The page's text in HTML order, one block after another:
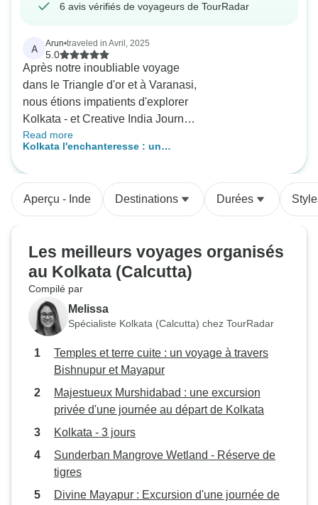
6 avis vérifiés de voyageurs de TourRadar
A Arun•traveled in Avril, 2025
5.0
Après notre inoubliable voyage
dans le Triangle d'or et à Varanasi,
nous étions impatients d'explorer
Kolkata - et Creative India Journey
a encore une fois été à la hauteur !
Des joyaux coloniaux tels que le
Victoria Memorial aux restaurants
de rue animés, en passant par un
spectacle privé de danse
tramways, la puchka et un cours
pratique de cuisine bengalie. Un
grand merci à Harsh pour sa
planification sans faille, ses
contrôles rapides et pour avoir fait
du rêve de notre famille à Kolkata
une réalité !
Read more
Kolkata l'enchanteresse : un
l'histoire, la culture et le charme
Aperçu - Inde Destinations Durées
Les meilleurs voyages organisés
au Kolkata (Calcutta)
Compilé par
Melissa
Spécialiste Kolkata (Calcutta) chez TourRadar
Temples et terre cuite : un voyage à travers
Bishnupur et Mayapur
Majestueux Murshidabad : une excursion
privée d'une journée au départ de Kolkata
Kolkata - 3 jours
Sunderban Mangrove Wetland - Réserve de
tigres
Divine Mayapur : Excursion d'une journée de